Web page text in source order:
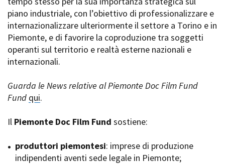
Bandi e gare
Sostenibilità ambientale
SERVIZI
Servizi generali
Spazi nella sede FCTP
Sala Casting
Sala Paolo Tenna
Piemonte Film Tv Fund
Piemonte Film Tv
Development Fund
Ciak in TOur!
FESTIVAL, MARKETS,
AWARDS
International Film Festival
Festival de Cannes
Locarno Film Festival
Cinematografica Venezia
Toronto International Film
piano industriale, con l’obiettivo di professionalizzare e
internazionalizzare ulteriormente il settore a Torino e in
Piemonte, e di favorire la coproduzione tra soggetti
operanti sul territorio e realtà esterne nazionali e
internazionali.
Guarda le News relative al Piemonte Doc Film Fund
Fund qui.
Il Piemonte Doc Film Fund sostiene:
produttori piemontesi: imprese di produzione
indipendenti aventi sede legale in Piemonte;